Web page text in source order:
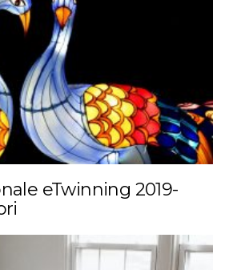
eTwinning 2019-